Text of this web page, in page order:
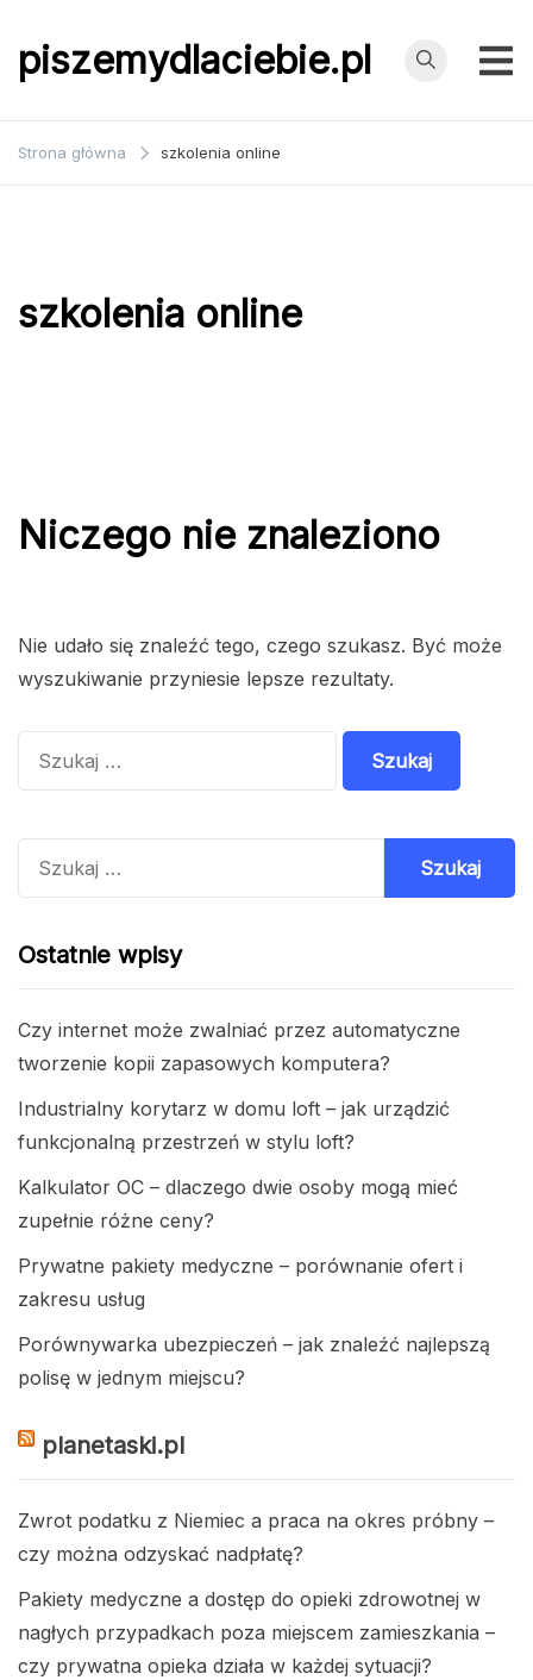
do
treścipiszemydlaciebie.pl
Strona główna szkolenia online
szkolenia online
Niczego nie znaleziono
Nie udało się znaleźć tego, czego szukasz. Być może
wyszukiwanie przyniesie lepsze rezultaty.
Ostatnie wpisy
Czy internet może zwalniać przez automatyczne
tworzenie kopii zapasowych komputera?
Industrialny korytarz w domu loft – jak urządzić
funkcjonalną przestrzeń w stylu loft?
Kalkulator OC – dlaczego dwie osoby mogą mieć
zupełnie różne ceny?
Prywatne pakiety medyczne – porównanie ofert i
zakresu usług
Porównywarka ubezpieczeń – jak znaleźć najlepszą
polisę w jednym miejscu?
planetaski.pl
Zwrot podatku z Niemiec a praca na okres próbny –
czy można odzyskać nadpłatę?
Pakiety medyczne a dostęp do opieki zdrowotnej w
nagłych przypadkach poza miejscem zamieszkania –
czy prywatna opieka działa w każdej sytuacji?